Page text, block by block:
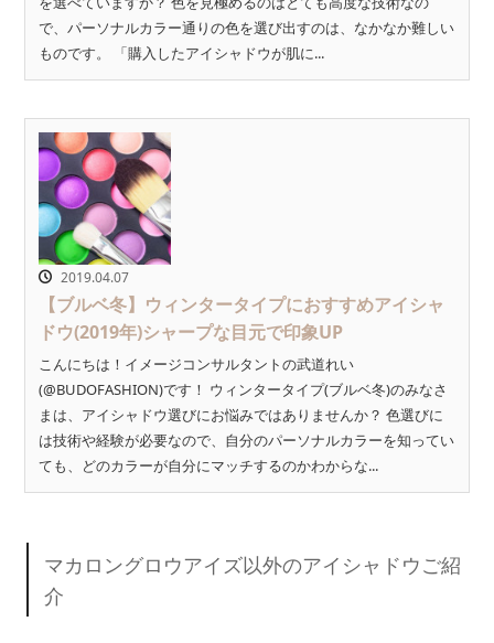
で、パーソナルカラー通りの色を選び出すのは、なかなか難しい
ものです。 「購入したアイシャドウが肌に...
2019.04.07
【ブルベ冬】ウィンタータイプにおすすめアイシャ
ドウ(2019年)シャープな目元で印象UP
こんにちは！イメージコンサルタントの武道れい
(@BUDOFASHION)です！ ウィンタータイプ(ブルベ冬)のみなさ
まは、アイシャドウ選びにお悩みではありませんか？ 色選びに
は技術や経験が必要なので、自分のパーソナルカラーを知ってい
ても、どのカラーが自分にマッチするのかわからな...
マカロングロウアイズ以外のアイシャドウご紹
介